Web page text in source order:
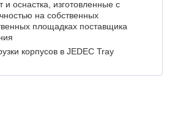
и оснастка, изготовленные с
на собственных
площадках поставщика
корпусов в JEDEC Tray